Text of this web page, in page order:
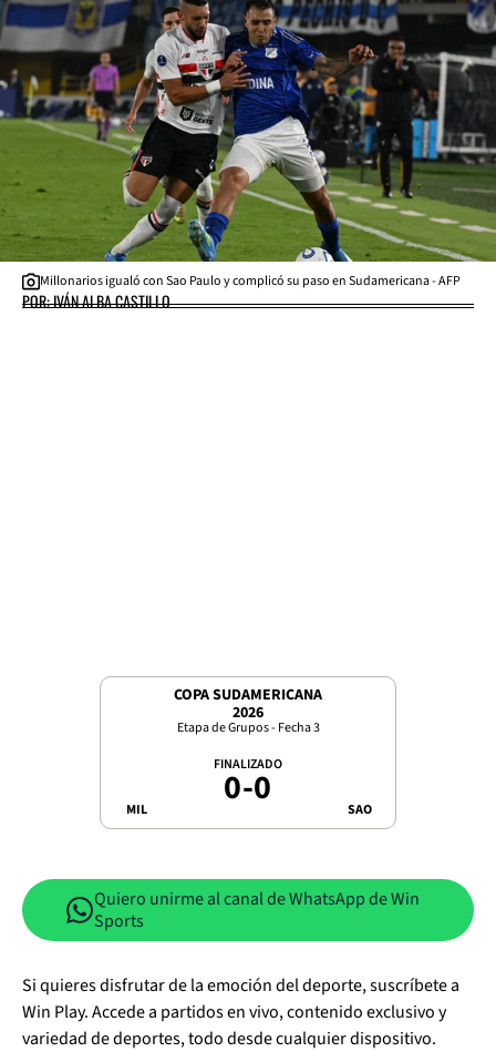
Millonarios igualó con Sao Paulo y complicó su paso en Sudamericana - AFP
POR: IVÁN ALBA CASTILLO
COPA SUDAMERICANA
2026
Etapa de Grupos - Fecha 3
MIL
FINALIZADO
0-0 SAO
Quiero unirme al canal de WhatsApp de Win
Sports
Si quieres disfrutar de la emoción del deporte, suscríbete a
Win Play. Accede a partidos en vivo, contenido exclusivo y
variedad de deportes, todo desde cualquier dispositivo.